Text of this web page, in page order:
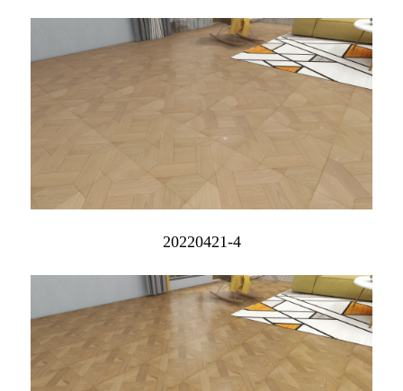
20220421-4